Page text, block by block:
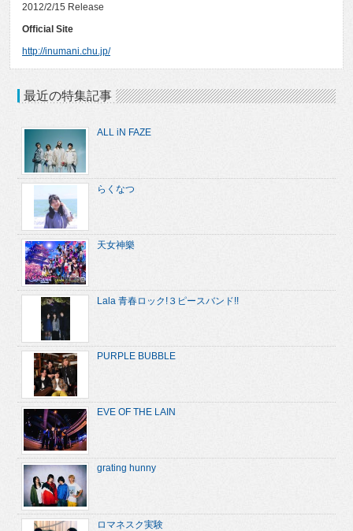
2012/2/15 Release
Official Site
http://inumani.chu.jp/
最近の特集記事
ALL iN FAZE
らくなつ
天女神樂
Lala 青春ロック!３ピースバンド!!
PURPLE BUBBLE
EVE OF THE LAIN
grating hunny
ロマネスク実験